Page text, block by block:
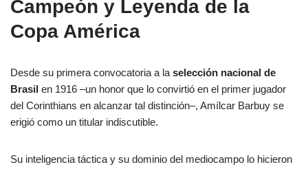
Campeón y Leyenda de la
Copa América
Desde su primera convocatoria a la selección nacional de
Brasil en 1916 –un honor que lo convirtió en el primer jugador
del Corinthians en alcanzar tal distinción–, Amílcar Barbuy se
erigió como un titular indiscutible.
Su inteligencia táctica y su dominio del mediocampo lo hicieron